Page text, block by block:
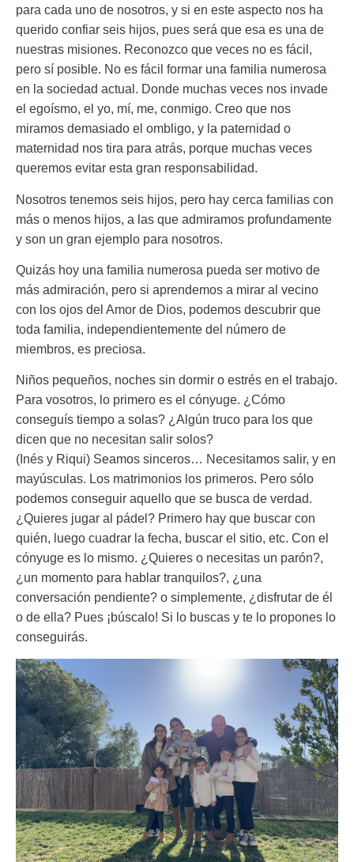
para cada uno de nosotros, y si en este aspecto nos ha
querido confiar seis hijos, pues será que esa es una de
nuestras misiones. Reconozco que veces no es fácil,
pero sí posible. No es fácil formar una familia numerosa
en la sociedad actual. Donde muchas veces nos invade
el egoísmo, el yo, mí, me, conmigo. Creo que nos
miramos demasiado el ombligo, y la paternidad o
maternidad nos tira para atrás, porque muchas veces
queremos evitar esta gran responsabilidad.
Nosotros tenemos seis hijos, pero hay cerca familias con
más o menos hijos, a las que admiramos profundamente
y son un gran ejemplo para nosotros.
Quizás hoy una familia numerosa pueda ser motivo de
más admiración, pero si aprendemos a mirar al vecino
con los ojos del Amor de Dios, podemos descubrir que
toda familia, independientemente del número de
miembros, es preciosa.
Niños pequeños, noches sin dormir o estrés en el trabajo.
Para vosotros, lo primero es el cónyuge. ¿Cómo
conseguís tiempo a solas? ¿Algún truco para los que
dicen que no necesitan salir solos?
(Inés y Riqui) Seamos sinceros… Necesitamos salir, y en
mayúsculas. Los matrimonios los primeros. Pero sólo
podemos conseguir aquello que se busca de verdad.
¿Quieres jugar al pádel? Primero hay que buscar con
quién, luego cuadrar la fecha, buscar el sitio, etc. Con el
cónyuge es lo mismo. ¿Quieres o necesitas un parón?,
¿un momento para hablar tranquilos?, ¿una
conversación pendiente? o simplemente, ¿disfrutar de él
o de ella? Pues ¡búscalo! Si lo buscas y te lo propones lo
conseguirás.